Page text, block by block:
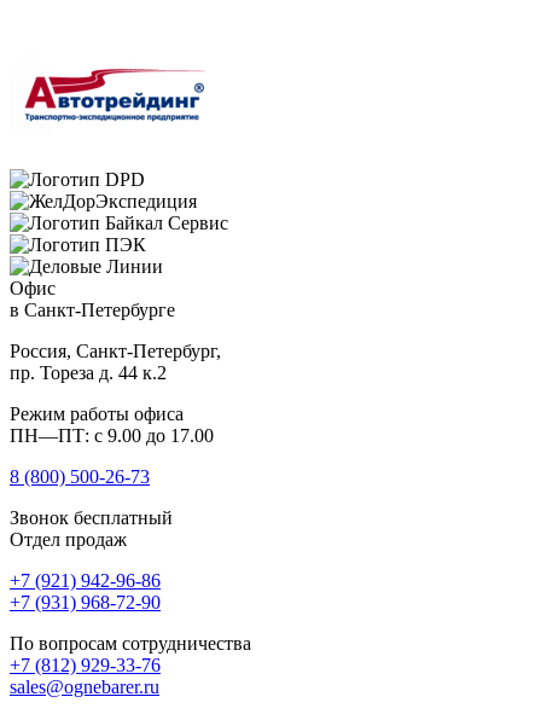
Офис
в Санкт-Петербурге
Россия, Санкт-Петербург,
пр. Тореза д. 44 к.2
Режим работы офиса
ПН—ПТ: с 9.00 до 17.00
8 (800) 500-26-73
Звонок бесплатный
Отдел продаж
+7 (921) 942-96-86
+7 (931) 968-72-90
По вопросам сотрудничества
+7 (812) 929-33-76
sales@ognebarer.ru